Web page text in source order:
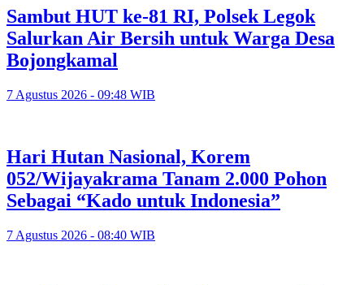
Sambut HUT ke-81 RI, Polsek Legok
Salurkan Air Bersih untuk Warga Desa
Bojongkamal
7 Agustus 2026 - 09:48 WIB
Hari Hutan Nasional, Korem
052/Wijayakrama Tanam 2.000 Pohon
Sebagai “Kado untuk Indonesia”
7 Agustus 2026 - 08:40 WIB